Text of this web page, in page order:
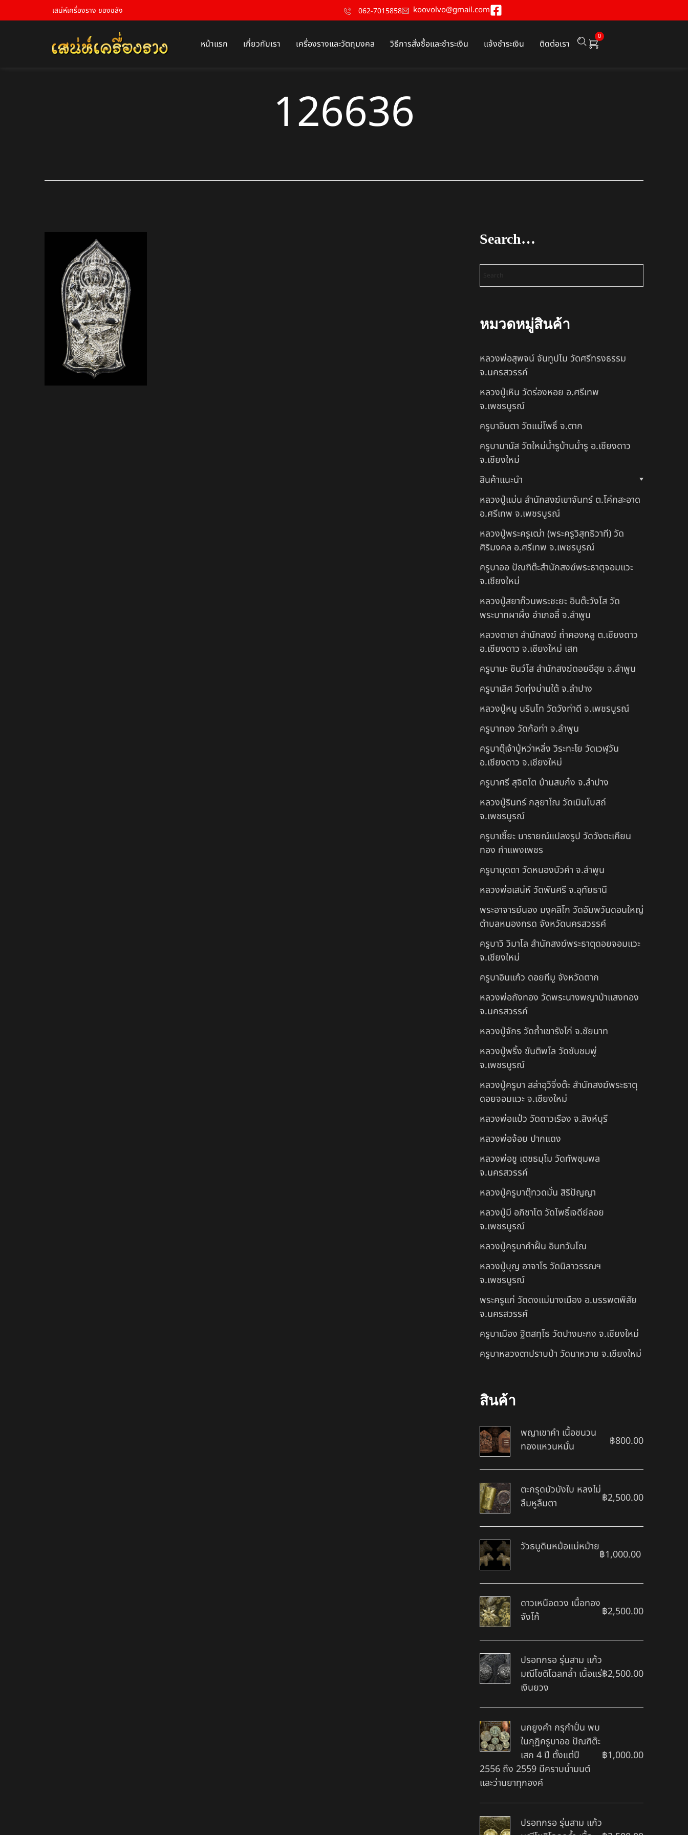
เสน่ห์เครื่องราง ของขลัง 062-7015858 koovolvo@gmail.com
หน้าแรก เกี่ยวกับเรา เครื่องรางและวัตถุมงคล วิธีการสั่งซื้อและชำระเงิน แจ้งชำระเงิน ติดต่อเรา
0
126636
Search…
หมวดหมู่สินค้า
หลวงพ่อสุพจน์ จันทูปโม วัดศรีทรงธรรม
จ.นครสวรรค์
หลวงปู่เหิน วัดร่องหอย อ.ศรีเทพ
จ.เพชรบูรณ์
ครูบาอินตา วัดแม่โพธิ์ จ.ตาก
ครูบามานัส วัดใหม่น้ำรูบ้านน้ำรู อ.เชียงดาว
จ.เชียงใหม่
สินค้าแนะนำ
หลวงปู่แม่น สำนักสงฆ์เขาจันทร์ ต.โค่กสะอาด
อ.ศรีเทพ จ.เพชรบูรณ์
หลวงปู่พระครูเฒ่า (พระครูวิสุทธิวาที) วัด
ศิริมงคล อ.ศรีเทพ จ.เพชรบูรณ์
ครูบาออ ปัณฑิต๊ะสำนักสงฆ์พระธาตุจอมแวะ
จ.เชียงใหม่
หลวงปู่สยาก๊วนพระชะยะ อินต๊ะวังโส วัด
พระบาทผาผึ้ง อำเภอลี้ จ.ลำพูน
หลวงตาชา สำนักสงฆ์ ถ้ำคองหลู ต.เชียงดาว
อ.เชียงดาว จ.เชียงใหม่ เสก
ครูบานะ ชินวํโส สำนักสงฆ์ดอยอีฮุย จ.ลำพูน
ครูบาเลิศ วัดทุ่งม่านใต้ จ.ลำปาง
หลวงปู่หนู นรินโท วัดวังท่าดี จ.เพชรบูรณ์
ครูบาทอง วัดก้อท่า จ.ลำพูน
ครูบาตุ๊เจ้าปู่หว่าหลิ่ง วิระทะโย วัดเวฬุวัน
อ.เชียงดาว จ.เชียงใหม่
ครูบาศรี สุจิตโต บ้านสบก๋ง จ.ลำปาง
หลวงปู่รินทร์ กลฺยาโณ วัดเนินโบสถ์
จ.เพชรบูรณ์
ครูบาเซี๊ยะ นารายณ์แปลงรูป วัดวังตะเคียน
ทอง กำแพงเพชร
ครูบาบุดดา วัดหนองบัวคํา จ.ลําพูน
หลวงพ่อเสน่ห์ วัดพันศรี จ.อุทัยธานี
พระอาจารย์นอง มงฺคลิโก วัดอัมพวันดอนใหญ่
ตำบลหนองกรด จังหวัดนครสวรรค์
ครูบาวิ วิมาโล สำนักสงฆ์พระธาตุดอยจอมแวะ
จ.เชียงใหม่
ครูบาอินแก้ว ดอยทีมู จังหวัดตาก
หลวงพ่อถังทอง วัดพระนางพญาป่าแสงทอง
จ.นครสวรรค์
หลวงปู่จักร วัดถ้ำเขารังไก่ จ.ชัยนาท
หลวงปู่พริ้ง ขันติพโล วัดซับชมพู่
จ.เพชรบูรณ์
หลวงปู่ครูบา สล่าอุวิจิ่งต๊ะ สำนักสงฆ์พระธาตุ
ดอยจอมแวะ จ.เชียงใหม่
หลวงพ่อแป๋ว วัดดาวเรือง จ.สิงห์บุรี
หลวงพ่อจ้อย ปากแดง
หลวงพ่อชู เตชธมฺโม วัดทัพชุมพล
จ.นครสวรรค์
หลวงปู่ครูบาตุ๊ทวดมั่น สิริปัญญา
หลวงปู่มี อภิชาโต วัดโพธิ์เจดีย์ลอย
จ.เพชรบูรณ์
หลวงปู่ครูบาคำฝั้น อินทวันโณ
หลวงปู่บุญ อาจาโร วัดนิลาวรรณฯ
จ.เพชรบูรณ์
พระครูแก่ วัดดงแม่นางเมือง อ.บรรพตพิสัย
จ.นครสวรรค์
ครูบาเมือง ฐิตสทฺโธ วัดปางมะกง จ.เชียงใหม่
ครูบาหลวงตาปราบป่า วัดนาหวาย จ.เชียงใหม่
สินค้า
พญาเขาคำ เนื้อชนวน
ทองแหวนหมั้น
฿800.00
ตะกรุดบัวบังใบ หลงไม่
ลืมหูลืมตา
฿2,500.00
วัวธนูดินหม้อแม่หม้าย
฿1,000.00
ดาวเหนือดวง เนื้อทอง
จังโก้
฿2,500.00
ปรอทกรอ รุ่นสาม แก้ว
มณีโชติโฉลกล้ำ เนื้อแร่
เงินยวง
฿2,500.00
นกยูงคำ กรุกำปั่น พบ
ในกุฎิครูบาออ ปัณฑิต๊ะ
เสก 4 ปี ตั้งแต่ปี
2556 ถึง 2559 มีคราบน้ำมนต์
และว่านยาทุกองค์
฿1,000.00
ปรอทกรอ รุ่นสาม แก้ว